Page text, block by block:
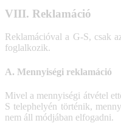
VIII. Reklamáció
Reklamációval a G-S, csak
foglalkozik.
A. Mennyiségi reklamáció
Mivel a mennyiségi átvétel
S telephelyén történik,
nem áll módjában elfogadni.